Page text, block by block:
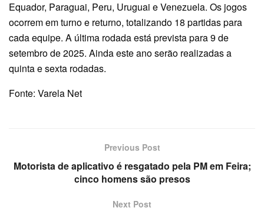
Equador, Paraguai, Peru, Uruguai e Venezuela. Os jogos
ocorrem em turno e returno, totalizando 18 partidas para
cada equipe. A última rodada está prevista para 9 de
setembro de 2025. Ainda este ano serão realizadas a
quinta e sexta rodadas.
Fonte: Varela Net
Previous Post
Motorista de aplicativo é resgatado pela PM em Feira;
cinco homens são presos
Next Post